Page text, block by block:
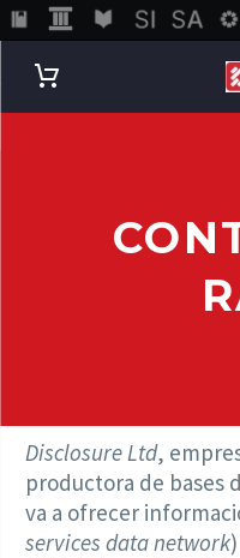
Disclosure Ltd,
productora de bases
va a ofrecer
services data network